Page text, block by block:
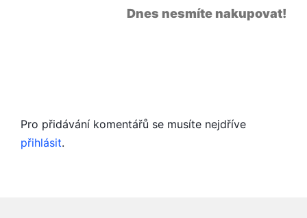
Dnes nesmíte nakupovat!
Pro přidávání komentářů se musíte nejdříve
přihlásit.